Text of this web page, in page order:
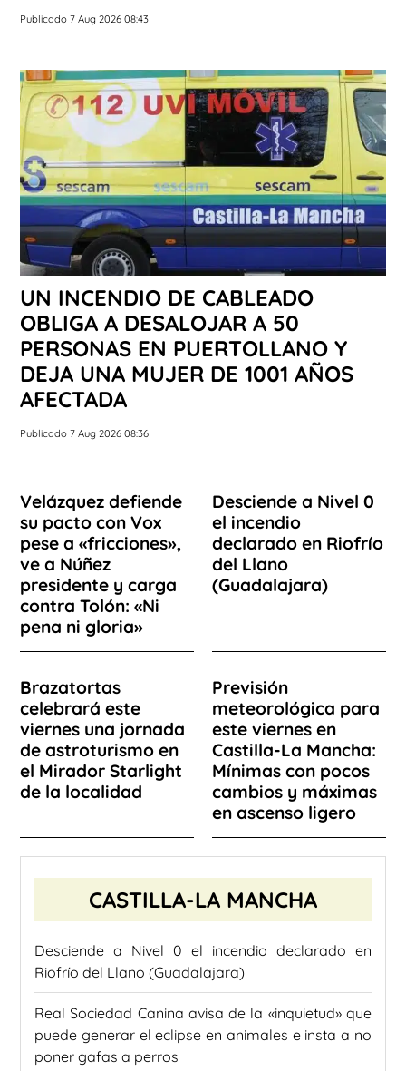
Publicado 7 Aug 2026 08:43
UN INCENDIO DE CABLEADO
OBLIGA A DESALOJAR A 50
PERSONAS EN PUERTOLLANO Y
DEJA UNA MUJER DE 1001 AÑOS
AFECTADA
Publicado 7 Aug 2026 08:36
Velázquez defiende
su pacto con Vox
pese a «fricciones»,
ve a Núñez
presidente y carga
contra Tolón: «Ni
pena ni gloria»
Desciende a Nivel 0
el incendio
declarado en Riofrío
del Llano
(Guadalajara)
Brazatortas
celebrará este
viernes una jornada
de astroturismo en
el Mirador Starlight
de la localidad
Previsión
meteorológica para
este viernes en
Castilla-La Mancha:
Mínimas con pocos
cambios y máximas
en ascenso ligero
CASTILLA-LA MANCHA
Desciende a Nivel 0 el incendio declarado en
Riofrío del Llano (Guadalajara)
Real Sociedad Canina avisa de la «inquietud» que
puede generar el eclipse en animales e insta a no
poner gafas a perros